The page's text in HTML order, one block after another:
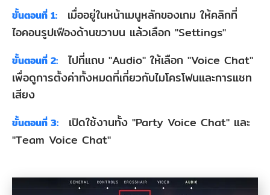
เมื่อ
ไม่
สามารถ
ใช้
แช
ทด้วย
ใน
ขั้นตอนที่ 1:
เมื่ออยู่ในหน้าเมนูหลักของเกม ให้คลิกที่
ไอคอนรูปเฟืองด้านขวาบน แล้วเลือก "Settings"
ขั้นตอนที่ 2:
ไปที่แถบ "Audio" ให้เลือก "Voice Chat"
เพื่อดูการตั้งค่าทั้งหมดที่เกี่ยวกับไมโครโฟนและการแชท
เสียง
ขั้นตอนที่ 3:
เปิดใช้งานทั้ง "Party Voice Chat" และ
"Team Voice Chat"